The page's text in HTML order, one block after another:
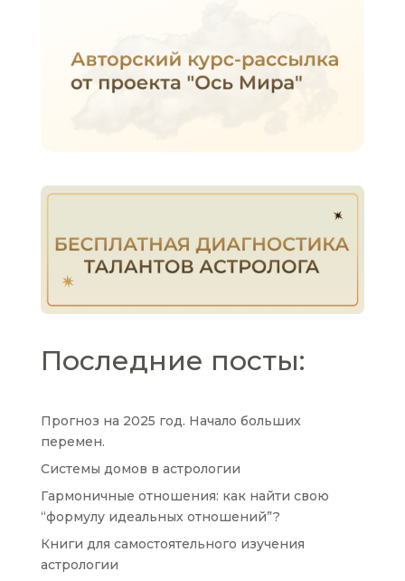
Последние посты:
Прогноз на 2025 год. Начало больших
перемен.
Системы домов в астрологии
Гармоничные отношения: как найти свою
“формулу идеальных отношений”?
Книги для самостоятельного изучения
астрологии